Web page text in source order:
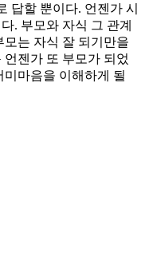
답할 뿐이다. 언젠가 시
. 부모와 자식 그 관계
는 자식 잘 되기만을
젠가 또 부모가 되었
마음을 이해하게 될